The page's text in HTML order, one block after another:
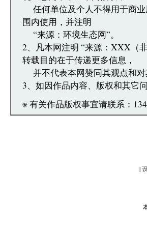
任何单位及个人不得用于商
围内使用，并注明
“来源：环境生态网”。
2、凡本网注明 “来源：XXX（
转载目的在于传递更多信息，
并不代表本网赞同其观点和对
3、如因作品内容、版权和其它
※ 有关作品版权事宜请联系：
|